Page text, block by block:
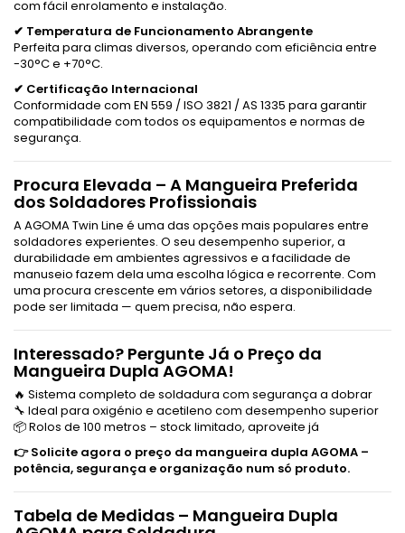
com fácil enrolamento e instalação.
✔ Temperatura de Funcionamento Abrangente
Perfeita para climas diversos, operando com eficiência entre
-30°C e +70°C.
✔ Certificação Internacional
Conformidade com EN 559 / ISO 3821 / AS 1335 para garantir
compatibilidade com todos os equipamentos e normas de
segurança.
Procura Elevada – A Mangueira Preferida
dos Soldadores Profissionais
A AGOMA Twin Line é uma das opções mais populares entre
soldadores experientes. O seu desempenho superior, a
durabilidade em ambientes agressivos e a facilidade de
manuseio fazem dela uma escolha lógica e recorrente. Com
uma procura crescente em vários setores, a disponibilidade
pode ser limitada — quem precisa, não espera.
Interessado? Pergunte Já o Preço da
Mangueira Dupla AGOMA!
🔥 Sistema completo de soldadura com segurança a dobrar
🔧 Ideal para oxigénio e acetileno com desempenho superior
📦 Rolos de 100 metros – stock limitado, aproveite já
👉 Solicite agora o preço da mangueira dupla AGOMA –
potência, segurança e organização num só produto.
Tabela de Medidas – Mangueira Dupla